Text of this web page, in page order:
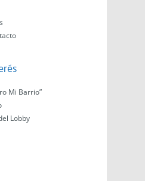
Mi Barrio”
Lobby